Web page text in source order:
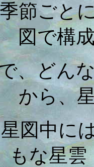
節ごと
図で構
、どん
から、
図中に
もな星雲